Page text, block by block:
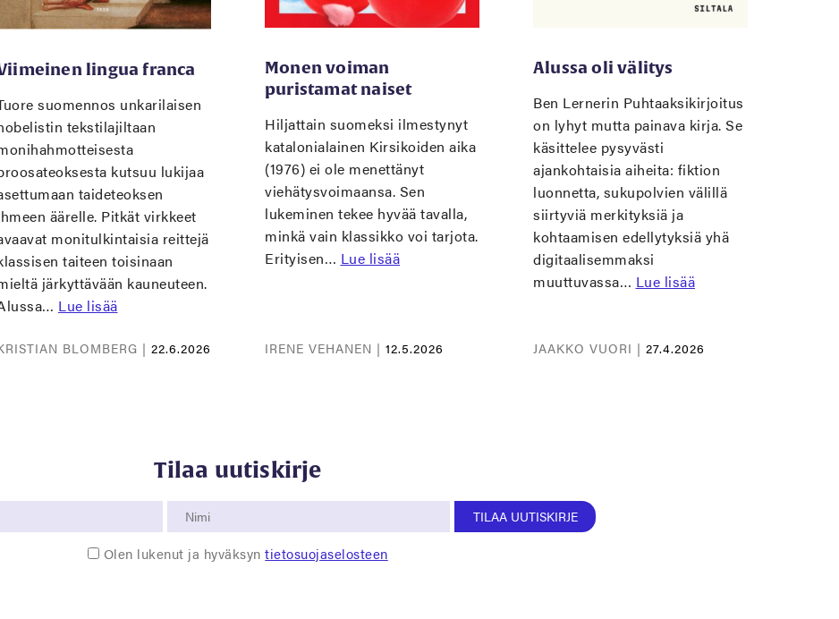
lingua franca
suomennos unkarilaisen
tekstilajiltaan
kutsuu lukijaa
taideteoksen
äärelle. Pitkät virkkeet
monitulkintaisia reittejä
taiteen toisinaan
järkyttävään kauneuteen.
Lue lisää
BLOMBERG | 22.6.2026
Monen voiman
puristamat naiset
Hiljattain suomeksi ilmestynyt
katalonialainen Kirsikoiden aika
(1976) ei ole menettänyt
viehätysvoimaansa. Sen
lukeminen tekee hyvää tavalla,
minkä vain klassikko voi tarjota.
Erityisen… Lue lisää
IRENE VEHANEN | 12.5.2026
Alussa oli välitys
Ben Lernerin Puhtaaksikirjoitus
on lyhyt mutta painava kirja. Se
käsittelee pysyvästi
ajankohtaisia aiheita: fiktion
luonnetta, sukupolvien välillä
siirtyviä merkityksiä ja
kohtaamisen edellytyksiä yhä
digitaalisemmaksi
muuttuvassa… Lue lisää
JAAKKO VUORI | 27.4.2026
Tilaa uutiskirje
TILAA UUTISKIRJE
Olen lukenut ja hyväksyntietosuojaselosteen